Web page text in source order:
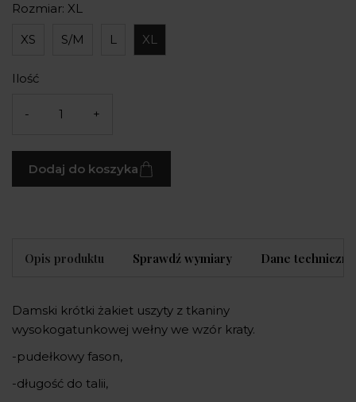
Rozmiar: XL
XS S/M L XL
Ilość
- +
Dodaj do koszyka
Opis produktu Sprawdź wymiary Dane techniczne
Damski krótki żakiet uszyty z tkaniny
wysokogatunkowej wełny we wzór kraty.
-pudełkowy fason,
-długość do talii,